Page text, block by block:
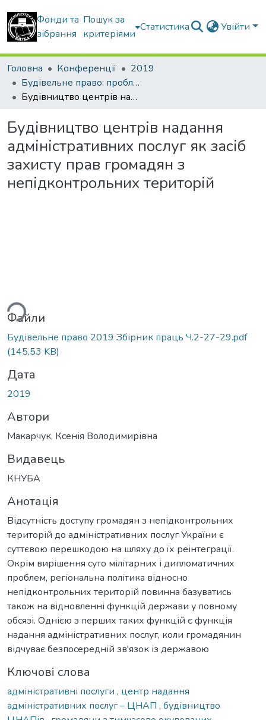
Фонди та
зібрання
Пошук за
критеріями
Статистика Увійти
Головна Конференції
2019
Будівельне право: проблеми теорії і практики
Будівництво центрів надання адміністративних послуг як засіб захисту прав громадян з непідконтрольних територій
Будівництво центрів надання
адміністративних послуг як засіб
захисту прав громадян з
непідконтрольних територій
Файли
Будівельне право 2019 Збірник праць Ч.2-27-29.pdf
(145,53 KB)
Дата
2019
Автори
Макарчук, Ксенія Володимирівна
Видавець
КНУБА
Анотація
Відсутність доступу громадян з непідконтрольних
територій до адміністративних послуг України є
суттєвою перешкодою на шляху до їх реінтеграції.
Окрім вирішення суто мілітарних і дипломатичних
проблем, регіональна політика відносно
непідконтрольних територій повинна базуватись
також на відновленні функцій держави у повному
обсязі. Однією з перших таких функцій є функція
надання адміністративних послуг, коли громадянин
відчуває безпосередній зв'язок із державою
Ключові слова
адміністративні послуги , центр надання
адміністративних послуг – ЦНАП , будівництво